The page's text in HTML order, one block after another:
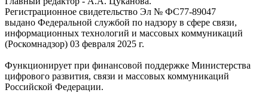
Регистрационное свидетельство Эл № ФС77-89047
выдано Федеральной службой по надзору в сфере связи,
информационных технологий и массовых коммуникаций
(Роскомнадзор) 03 февраля 2025 г.
Функционирует при финансовой поддержке Министерства
цифрового развития, связи и массовых коммуникаций
Российской Федерации.